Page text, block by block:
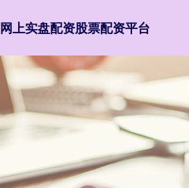
网上实盘配资股票配资平台